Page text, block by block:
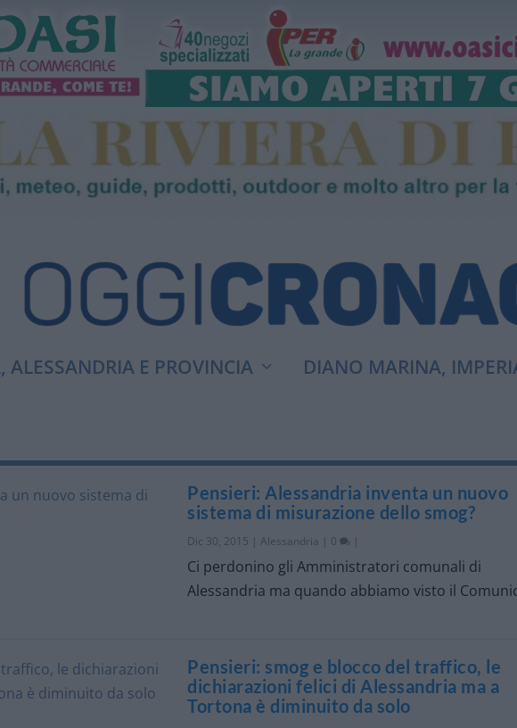
ALESSANDRIA E PROVINCIA DIANO MARINA,
Pensieri: Alessandria inventa un nuovo
sistema di misurazione dello smog?
Dic 30, 2015 Alessandria 0
Ci perdonino gli Amministratori comunali di
Alessandria ma quando abbiamo visto il
Pensieri: smog e blocco del traffico, le
dichiarazioni felici di Alessandria ma a
Tortona è diminuito da solo